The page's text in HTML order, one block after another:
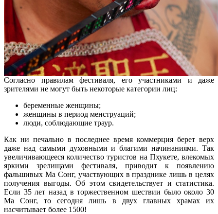
Согласно правилам фестиваля, его участниками и даже
зрителями не могут быть некоторые категории лиц:
беременные женщины;
женщины в период менструаций;
люди, соблюдающие траур.
Как ни печально в последнее время коммерция берет верх
даже над самыми духовными и благими начинаниями. Так
увеличивающееся количество туристов на Пхукете, влекомых
яркими зрелищами фестиваля, приводит к появлению
фальшивых Ма Сонг, участвующих в празднике лишь в целях
получения выгоды. Об этом свидетельствует и статистика.
Если 35 лет назад в торжественном шествии было около 30
Ма Сонг, то сегодня лишь в двух главных храмах их
насчитывает более 1500!